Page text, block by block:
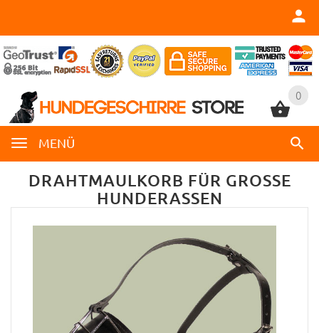
0
MENÜ
0
DRAHTMAULKORB FÜR GROSSE H
UNDERASSEN